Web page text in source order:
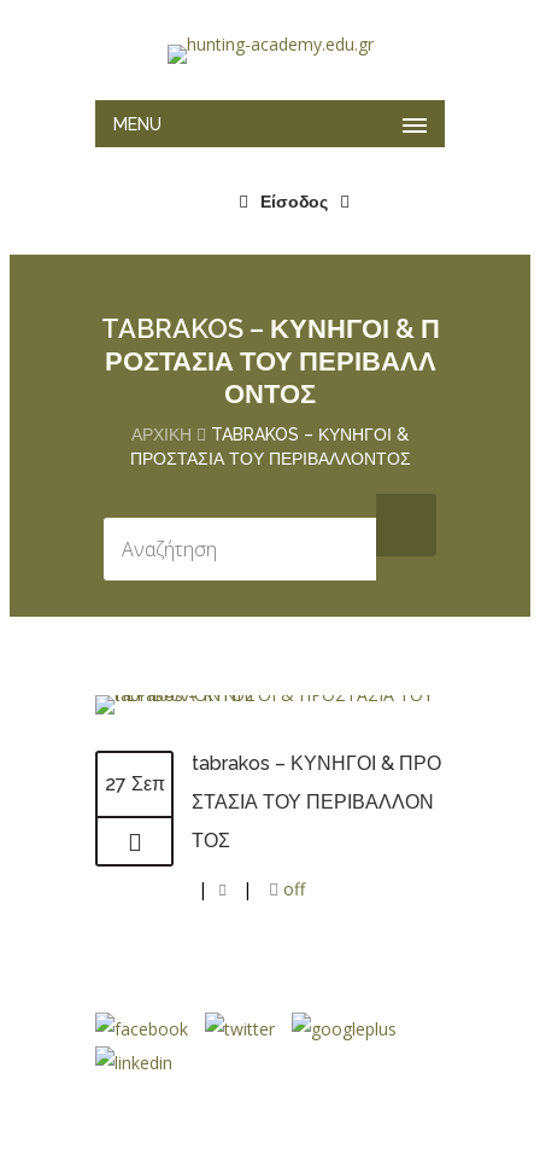
MENU
Είσοδος
TABRAKOS – ΚΥΝΗΓΟΙ & Π
ΡΟΣΤΑΣΙΑ ΤΟΥ ΠΕΡΙΒΑΛΛ
ΟΝΤΟΣ
ΑΡΧΙΚΉ
TABRAKOS – ΚΥΝΗΓΟΙ &
ΠΡΟΣΤΑΣΙΑ ΤΟΥ ΠΕΡΙΒΑΛΛΟΝΤΟΣ
27 Σεπ
tabrakos – ΚΥΝΗΓΟΙ & ΠΡΟ
ΣΤΑΣΙΑ ΤΟΥ ΠΕΡΙΒΑΛΛΟΝ
ΤΟΣ
| | off